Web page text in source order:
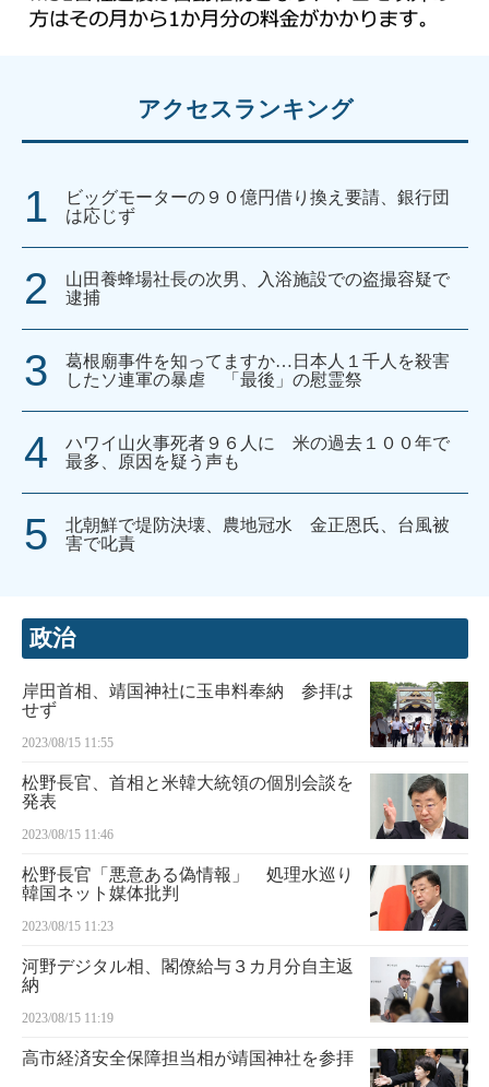
アクセスランキング
ビッグモーターの９０億円借り換え要請、銀行団
は応じず
山田養蜂場社長の次男、入浴施設での盗撮容疑で
逮捕
葛根廟事件を知ってますか…日本人１千人を殺害
したソ連軍の暴虐 「最後」の慰霊祭
ハワイ山火事死者９６人に 米の過去１００年で
最多、原因を疑う声も
北朝鮮で堤防決壊、農地冠水 金正恩氏、台風被
害で叱責
政治
岸田首相、靖国神社に玉串料奉納 参拝は
せず
2023/08/15 11:55
松野長官、首相と米韓大統領の個別会談を
発表
2023/08/15 11:46
松野長官「悪意ある偽情報」 処理水巡り
韓国ネット媒体批判
2023/08/15 11:23
河野デジタル相、閣僚給与３カ月分自主返
納
2023/08/15 11:19
高市経済安全保障担当相が靖国神社を参拝